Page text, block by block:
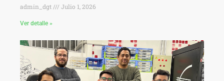
admin_dgt Julio 1, 2026
Ver detalle »